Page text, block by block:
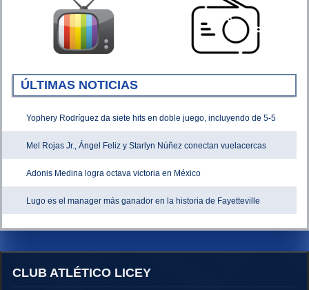
ÚLTIMAS NOTICIAS
Yophery Rodríguez da siete hits en doble juego, incluyendo de 5-5
Mel Rojas Jr., Ángel Feliz y Starlyn Núñez conectan vuelacercas
Adonis Medina logra octava victoria en México
Lugo es el manager más ganador en la historia de Fayetteville
CLUB ATLÉTICO LICEY